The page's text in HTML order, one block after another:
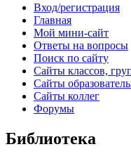
Вход/регистрация
Главная
Мой мини-сайт
Ответы на вопросы
Поиск по сайту
Сайты классов,
Сайты
Сайты коллег
Форумы
Библиотека